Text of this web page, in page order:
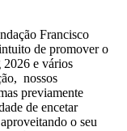
Francisco
de promover o
e vários
nossos
previamente
de encetar
o seu